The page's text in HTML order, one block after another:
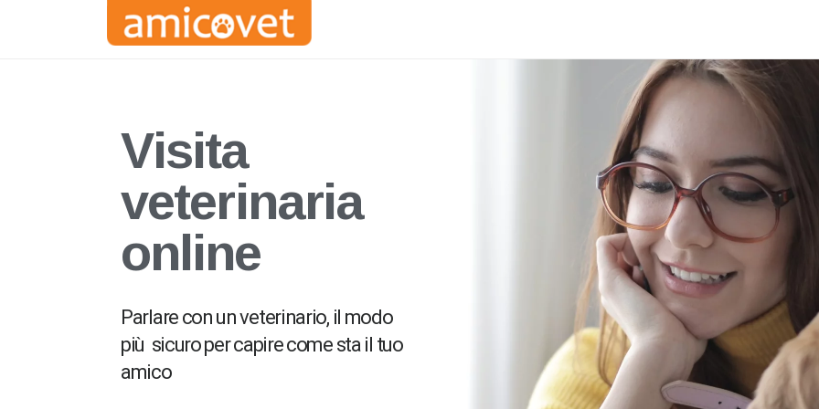
Visita
veterinaria
online
Parlare con un veterinario, il modo
più sicuro per capire come sta il tuo
amico